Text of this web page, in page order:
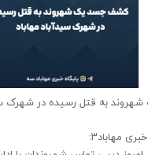
به قتل رسیده در شهرک
مهاباد۳: